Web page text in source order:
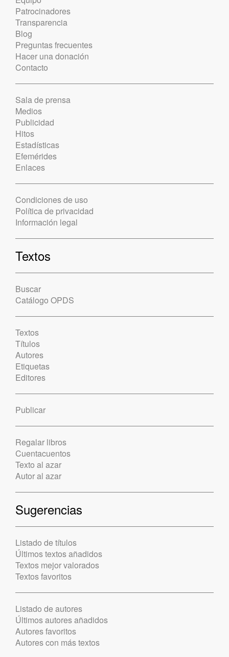
Patrocinadores
Transparencia
Blog
Preguntas frecuentes
Hacer una donación
Contacto
Sala de prensa
Medios
Publicidad
Hitos
Estadísticas
Efemérides
Enlaces
Condiciones de uso
Política de privacidad
Información legal
Textos
Buscar
Catálogo OPDS
Textos
Títulos
Autores
Etiquetas
Editores
Publicar
Regalar libros
Cuentacuentos
Texto al azar
Autor al azar
Sugerencias
Listado de títulos
Últimos textos añadidos
Textos mejor valorados
Textos favoritos
Listado de autores
Últimos autores añadidos
Autores favoritos
Autores con más textos